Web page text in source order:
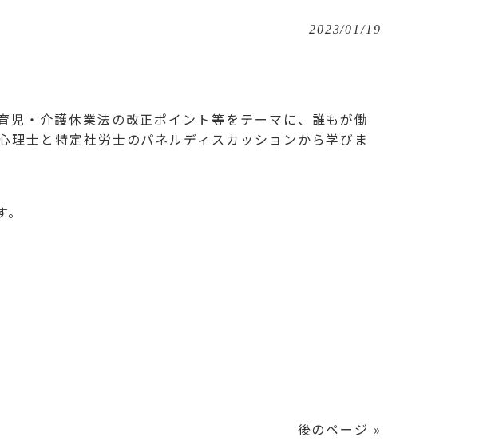
2023/01/19
・介護休業法の改正ポイント等をテーマに、誰もが働
士と特定社労士のパネルディスカッションから学びま
後のページ »